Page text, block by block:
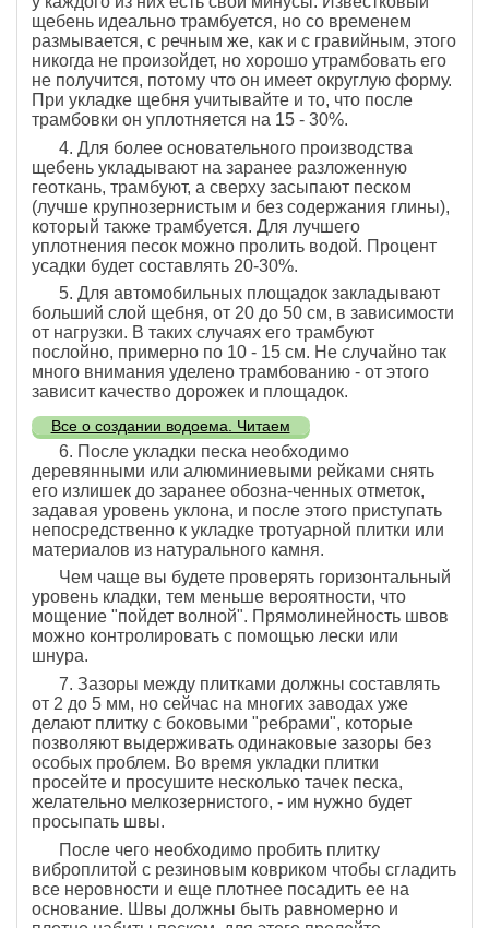
щебень идеально трамбуется, но со временем
размывается, с речным же, как и с гравийным, этого
никогда не произойдет, но хорошо утрамбовать его
не получится, потому что он имеет округлую форму.
При укладке щебня учитывайте и то, что после
трамбовки он уплотняется на 15 - 30%.
4. Для более основательного производства
щебень укладывают на заранее разложенную
геоткань, трамбуют, а сверху засыпают песком
(лучше крупнозернистым и без содержания глины),
который также трамбуется. Для лучшего
уплотнения песок можно пролить водой. Процент
усадки будет составлять 20-30%.
5. Для автомобильных площадок закладывают
больший слой щебня, от 20 до 50 см, в зависимости
от нагрузки. В таких случаях его трамбуют
послойно, примерно по 10 - 15 см. Не случайно так
много внимания уделено трамбованию - от этого
зависит качество дорожек и площадок.
Все о создании водоема. Читаем
6. После укладки песка необходимо
деревянными или алюминиевыми рейками снять
его излишек до заранее обозна-ченных отметок,
задавая уровень уклона, и после этого приступать
непосредственно к укладке тротуарной плитки или
материалов из натурального камня.
Чем чаще вы будете проверять горизонтальный
уровень кладки, тем меньше вероятности, что
мощение "пойдет волной". Прямолинейность швов
можно контролировать с помощью лески или
шнура.
7. Зазоры между плитками должны составлять
от 2 до 5 мм, но сейчас на многих заводах уже
делают плитку с боковыми "ребрами", которые
позволяют выдерживать одинаковые зазоры без
особых проблем. Во время укладки плитки
просейте и просушите несколько тачек песка,
желательно мелкозернистого, - им нужно будет
просыпать швы.
После чего необходимо пробить плитку
виброплитой с резиновым ковриком чтобы сгладить
все неровности и еще плотнее посадить ее на
основание. Швы должны быть равномерно и